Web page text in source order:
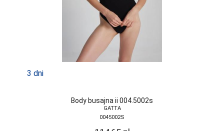
3 dni
Body busajna ii 004.5002s
GATTA
0045002S